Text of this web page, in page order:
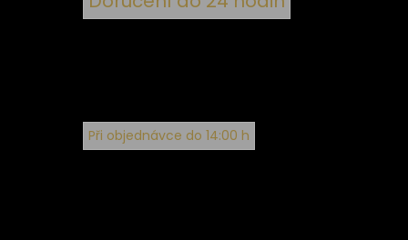
Při objednávce do 14:00 h